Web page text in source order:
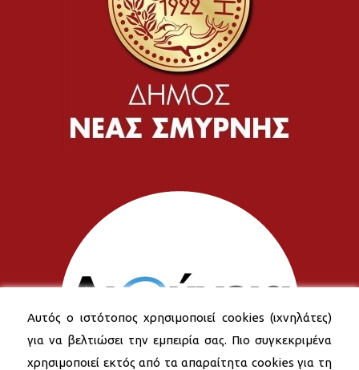
Αυτός ο ιστότοπος χρησιμοποιεί cookies (ιχνηλάτες)
για να βελτιώσει την εμπειρία σας. Πιο συγκεκριμένα
χρησιμοποιεί εκτός από τα απαραίτητα cookies για τη